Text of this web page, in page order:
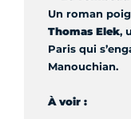
Un roman
Thomas Elek,
Paris qui
Manouchian.
À voir :